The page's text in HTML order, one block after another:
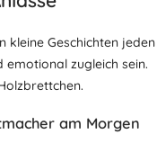
kleine Geschichten jeden
emotional zugleich sein.
am Morgen